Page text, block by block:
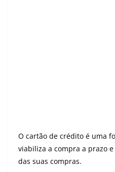
O cartão de crédito é uma
viabiliza a compra a prazo
das suas compras.